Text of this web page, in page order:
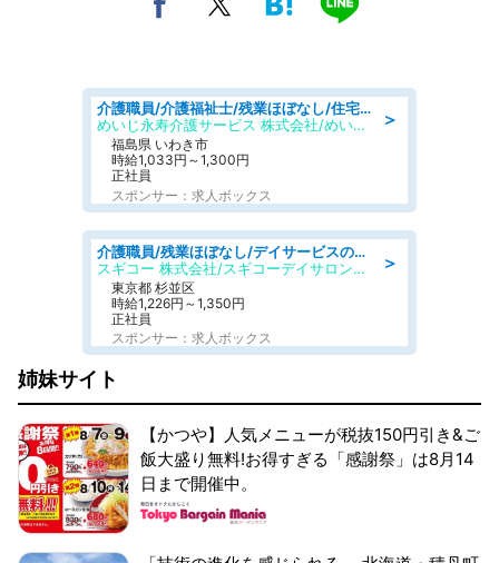
＞
介護職員/介護福祉士/残業ほぼなし/住宅型有料老人ホームの介護士/シフト相談可
めいじ永寿介護サービス 株式会社/めいじ永寿介護サービスセンター
福島県 いわき市
時給1,033円～1,300円
正社員
スポンサー：求人ボックス
＞
介護職員/残業ほぼなし/デイサービスの介護士/日勤のみ
スギコー 株式会社/スギコーデイサロン浜田山
東京都 杉並区
時給1,226円～1,350円
正社員
スポンサー：求人ボックス
姉妹サイト
【かつや】人気メニューが税抜150円引き&ご
飯大盛り無料!お得すぎる「感謝祭」は8月14
日まで開催中。